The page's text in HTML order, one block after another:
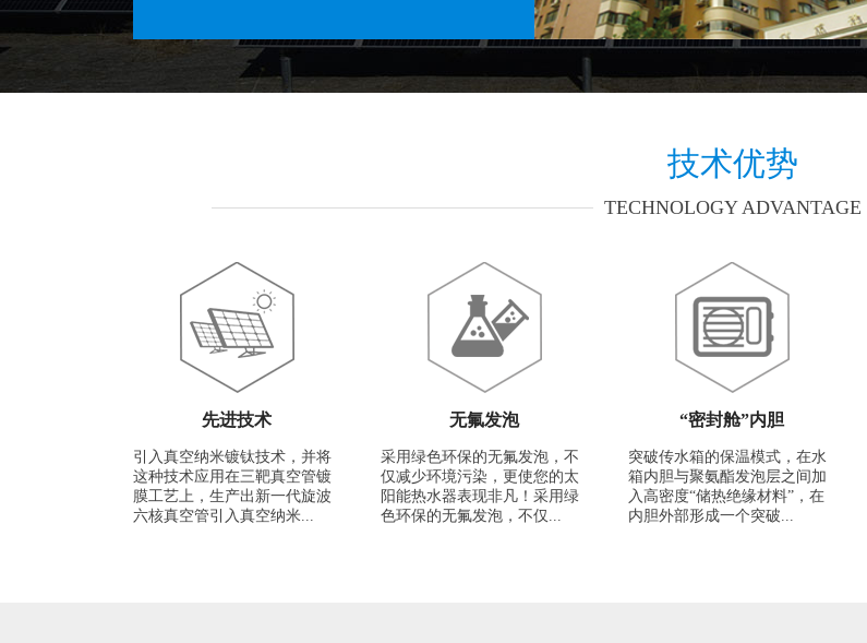
技术优势
TECHNOLOGY ADVANTAGE
先进技术
引入真空纳米镀钛技术，并将
这种技术应用在三靶真空管镀
膜工艺上，生产出新一代旋波
六核真空管引入真空纳米...
无氟发泡
采用绿色环保的无氟发泡，不
仅减少环境污染，更使您的太
阳能热水器表现非凡！采用绿
色环保的无氟发泡，不仅...
“密封舱”内胆
突破传水箱的保温模式，在水
箱内胆与聚氨酯发泡层之间加
入高密度“储热绝缘材料”，在
内胆外部形成一个突破...